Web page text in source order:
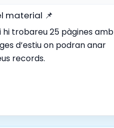
material 📌
hi trobareu 25 pàgines amb
d’estiu on podran anar
records.